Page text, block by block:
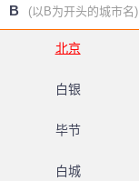
B (以B为开头的城市名)
北京
白银
毕节
白城